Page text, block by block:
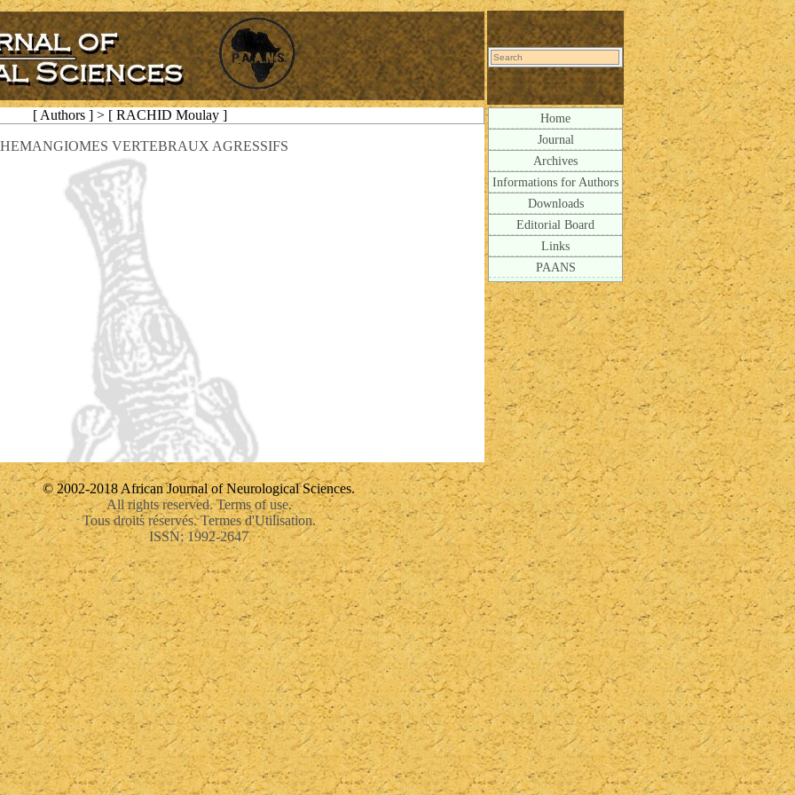
[ Authors ] > [ RACHID Moulay ]
VERTEBRAUX AGRESSIFS
Home
Journal
Archives
Informations for Authors
Downloads
Editorial Board
Links
PAANS
© 2002-2018 African Journal of Neurological Sciences.
All rights reserved. Terms of use.
Tous droits réservés. Termes d'Utilisation.
ISSN: 1992-2647